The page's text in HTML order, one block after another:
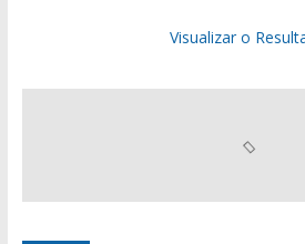
Visualizar o